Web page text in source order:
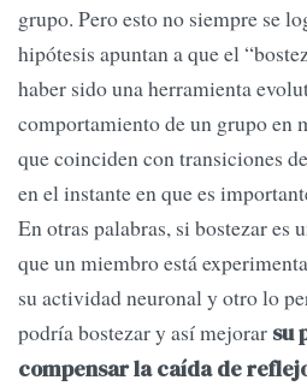
grupo. Pero esto no siempre se
hipótesis apuntan a que el
haber sido una herramienta
comportamiento de un grupo en
que coinciden con transiciones
en el instante en que es
En otras palabras, si bostezar es
que un miembro está
su actividad neuronal y otro lo
podría bostezar y así mejorar su
compensar la caída de